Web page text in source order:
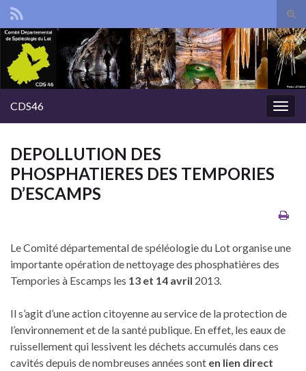
Search for:
CDS46
DEPOLLUTION DES
PHOSPHATIERES DES TEMPORIES
D’ESCAMPS
Le Comité départemental de spéléologie du Lot organise une
importante opération de nettoyage des phosphatières des
Tempories à Escamps les 13 et 14 avril 2013.
Il s’agit d’une action citoyenne au service de la protection de
l’environnement et de la santé publique. En effet, les eaux de
ruissellement qui lessivent les déchets accumulés dans ces
cavités depuis de nombreuses années sont en lien direct